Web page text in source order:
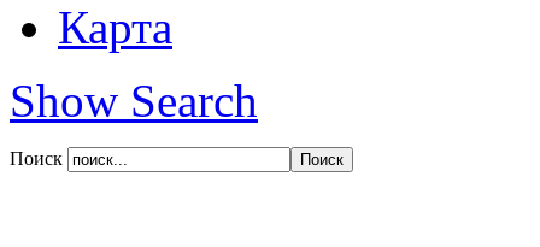
Карта
Show Search
Поиск